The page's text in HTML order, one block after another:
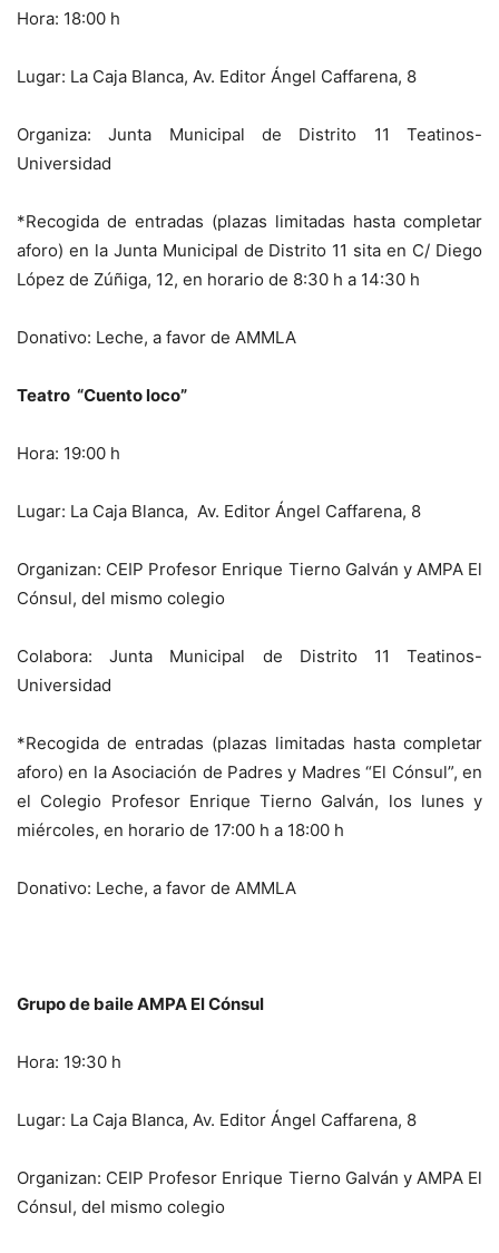
Hora: 18:00 h
Lugar: La Caja Blanca, Av. Editor Ángel Caffarena, 8
Organiza: Junta Municipal de Distrito 11 Teatinos-
Universidad
*Recogida de entradas (plazas limitadas hasta completar
aforo) en la Junta Municipal de Distrito 11 sita en C/ Diego
López de Zúñiga, 12, en horario de 8:30 h a 14:30 h
Donativo: Leche, a favor de AMMLA
Teatro “Cuento loco”
Hora: 19:00 h
Lugar: La Caja Blanca, Av. Editor Ángel Caffarena, 8
Organizan: CEIP Profesor Enrique Tierno Galván y AMPA El
Cónsul, del mismo colegio
Colabora: Junta Municipal de Distrito 11 Teatinos-
Universidad
*Recogida de entradas (plazas limitadas hasta completar
aforo) en la Asociación de Padres y Madres “El Cónsul”, en
el Colegio Profesor Enrique Tierno Galván, los lunes y
miércoles, en horario de 17:00 h a 18:00 h
Donativo: Leche, a favor de AMMLA
Grupo de baile AMPA El Cónsul
Hora: 19:30 h
Lugar: La Caja Blanca, Av. Editor Ángel Caffarena, 8
Organizan: CEIP Profesor Enrique Tierno Galván y AMPA El
Cónsul, del mismo colegio